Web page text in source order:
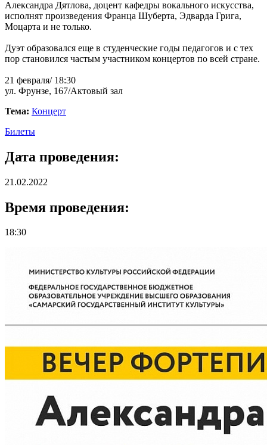
Александра Дятлова, доцент кафедры вокального искусства,
исполнят произведения Франца Шуберта, Эдварда Грига,
Моцарта и не только.
Дуэт образовался еще в студенческие годы педагогов и с тех
пор становился частым участником концертов по всей стране.
21 февраля/ 18:30
ул. Фрунзе, 167/Актовый зал
Тема: Концерт
Билеты
Дата проведения:
21.02.2022
Время проведения:
18:30